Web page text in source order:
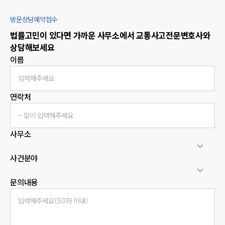
방문상담예약접수
법률고민이 있다면 가까운 사무소에서 교통사고전문변호사와
상담해보세요
이름
연락처
사무소
사건분야
문의내용